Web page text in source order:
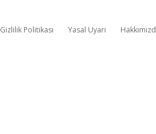
Gizlilik Politikası Yasal Uyarı